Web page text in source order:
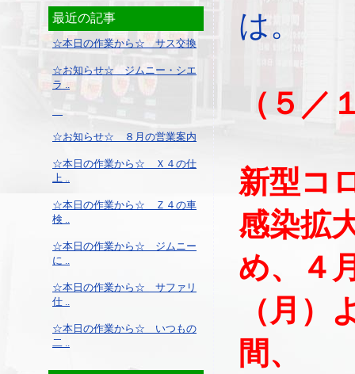
最近の記事
☆本日の作業から☆ サス交換
☆お知らせ☆ ジムニー・シエ
ラ ..
☆お知らせ☆ ８月の営業案内
☆本日の作業から☆ Ｘ４の仕
上 ..
☆本日の作業から☆ Ｚ４の車
検 ..
☆本日の作業から☆ ジムニー
に ..
☆本日の作業から☆ サファリ
仕 ..
☆本日の作業から☆ いつもの
二 ..
は。
（５／
新型コ
感染拡
め、４
（月）
間、